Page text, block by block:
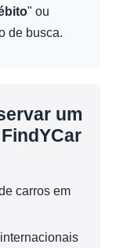
" ou
de busca.
um
carros em